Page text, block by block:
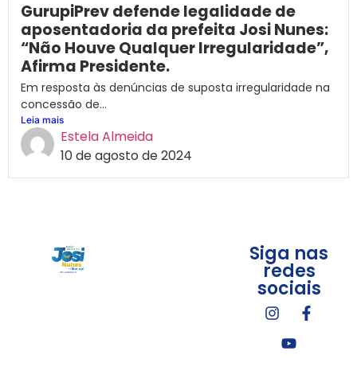
GurupiPrev defende legalidade de
aposentadoria da prefeita Josi Nunes:
“Não Houve Qualquer Irregularidade”,
Afirma Presidente.
Em resposta às denúncias de suposta irregularidade na
concessão de...
Leia mais
Estela Almeida
10 de agosto de 2024
Siga nas
redes
sociais